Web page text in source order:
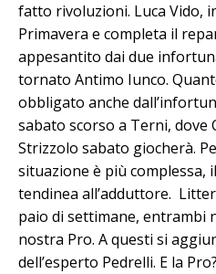
fatto rivoluzioni. Luca Vido,
Primavera e completa il
appesantito dai due
tornato Antimo Iunco.
obbligato anche
sabato scorso a Terni, dove
Strizzolo sabato giocherà.
situazione è più complessa,
tendinea all’adduttore.
paio di settimane, entrambi
nostra Pro. A questi si
dell’esperto Pedrelli. E la